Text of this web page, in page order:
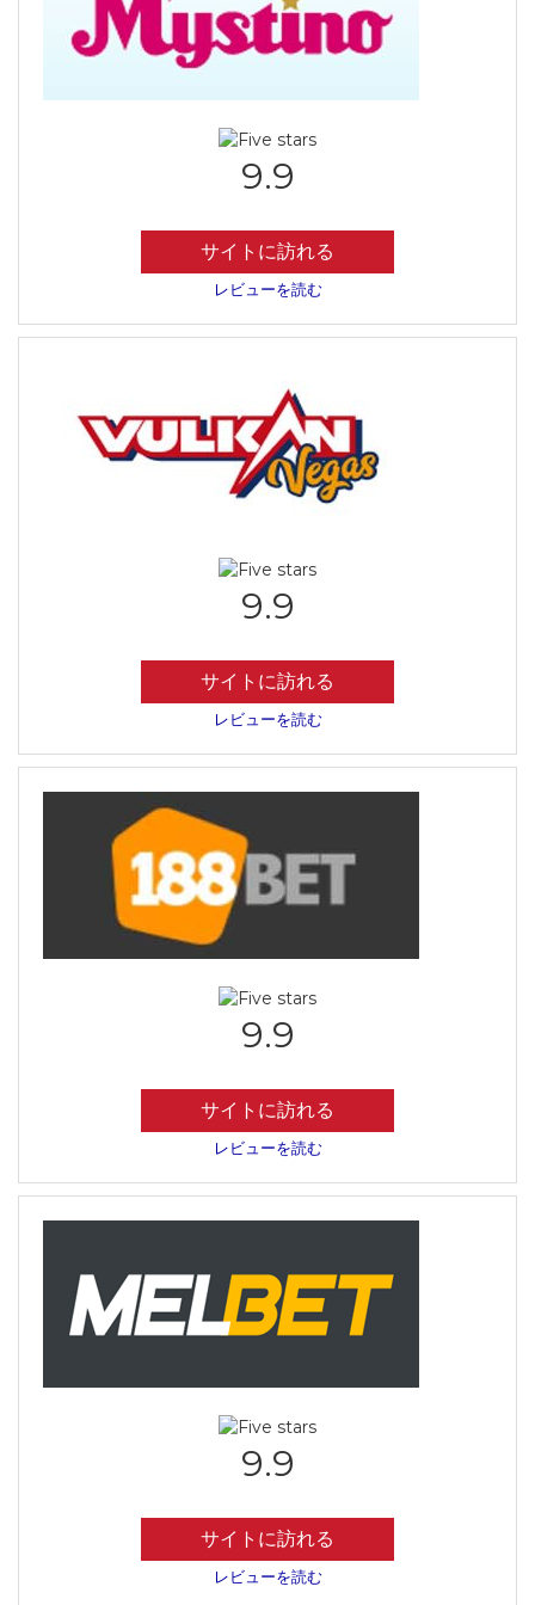
9.9
サイトに訪れる
レビューを読む
9.9
サイトに訪れる
レビューを読む
9.9
サイトに訪れる
レビューを読む
9.9
サイトに訪れる
レビューを読む